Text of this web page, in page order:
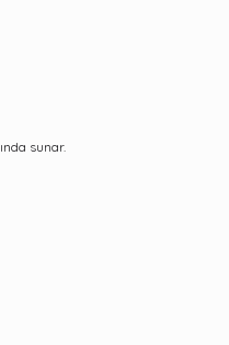
sunar.